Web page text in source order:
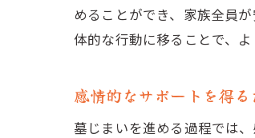
めることができ、家族全員
体的な行動に移ることで、
感情的なサポートを得
墓じまいを進める過程では